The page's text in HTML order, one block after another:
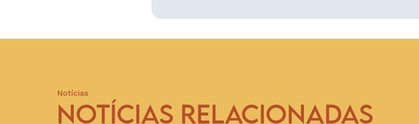
Notícias
NOTÍCIAS RELACIONADAS